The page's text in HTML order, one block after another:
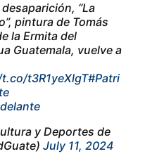
“La
pintura de Tomás
la Ermita del
Guatemala, vuelve a
t3R1yeXlgT#Patri
y Deportes de
July 11, 2024